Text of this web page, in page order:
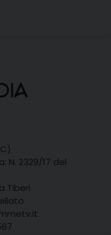
N. 2329/17 del
Tiberi